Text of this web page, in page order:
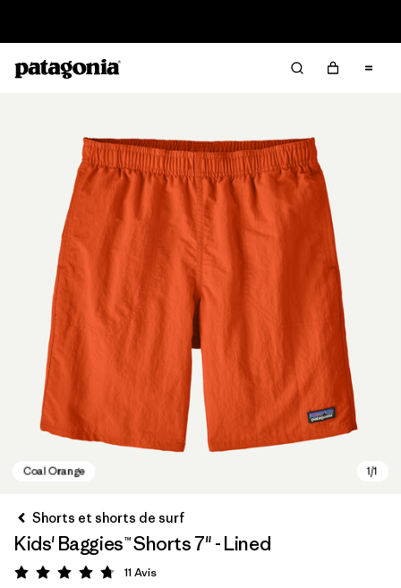
Shorts et shorts de surf
Kids' Baggies™ Shorts 7" - Lined
Évaluation: 4.7 / 5
11 Avis